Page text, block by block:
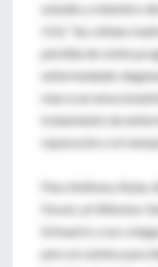
estudio y miembro
UU), “las células
pérdida de visión
enfermedades
marca un
tratamiento de
reparación o el
Para Anthony
Forest, en Winston-
Schwartz y sus
pero el camino para